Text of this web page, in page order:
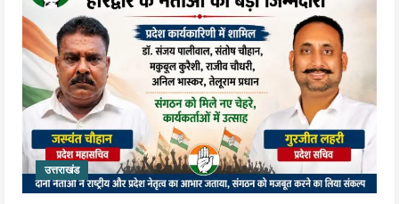
5
उत्तराखंड
जिला जेल में गूंजा मां गंगा का महिमा गान,
संगीतमय कथा से कैदियों को मिला आध्यात्मिक
संदेश
August 5, 2026
उत्तराखंड